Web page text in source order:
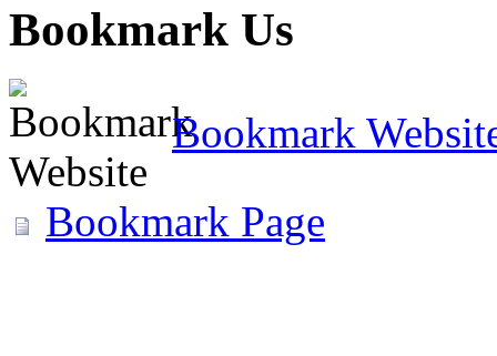
Bookmark Us
Bookmark
Bookmark Page